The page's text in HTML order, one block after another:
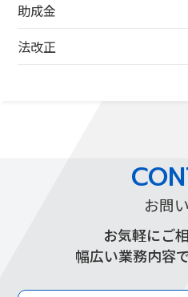
助成金
法改正
お問
お気軽にご
幅広い業務内容